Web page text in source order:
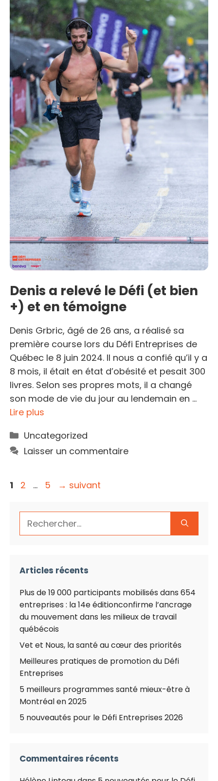
Denis a relevé le Défi (et bien
+) et en témoigne
Denis Grbric, âgé de 26 ans, a réalisé sa
première course lors du Défi Entreprises de
Québec le 8 juin 2024. Il nous a confié qu’il y a
8 mois, il était en état d’obésité et pesait 300
livres. Selon ses propres mots, il a changé
son mode de vie du jour au lendemain en …
Lire plus
Catégories
Uncategorized
Laisser un commentaire
Page
1 Page
2 … Page
5 → suivant
Articles récents
Plus de 19 000 participants mobilisés dans 654
entreprises : la 14e éditionconfirme l’ancrage
du mouvement dans les milieux de travail
québécois
Vet et Nous, la santé au cœur des priorités
Meilleures pratiques de promotion du Défi
Entreprises
5 meilleurs programmes santé mieux-être à
Montréal en 2025
5 nouveautés pour le Défi Entreprises 2026
Commentaires récents